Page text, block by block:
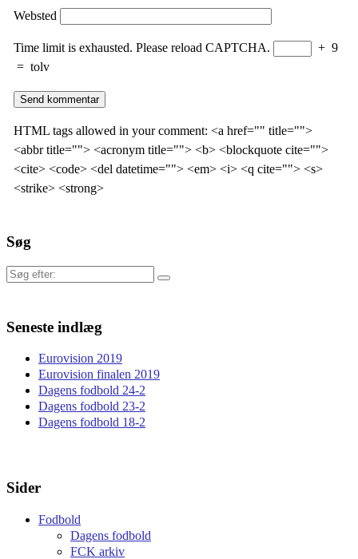
Websted
Time limit is exhausted. Please reload CAPTCHA. + 9
= tolv
HTML tags allowed in your comment: <a href="" title="">
<abbr title=""> <acronym title=""> <b> <blockquote cite="">
<cite> <code> <del datetime=""> <em> <i> <q cite=""> <s>
<strike> <strong>
Søg
Søg
Seneste indlæg
Eurovision 2019
Eurovision finalen 2019
Dagens fodbold 24-2
Dagens fodbold 23-2
Dagens fodbold 18-2
Sider
Fodbold
Dagens fodbold
FCK arkiv